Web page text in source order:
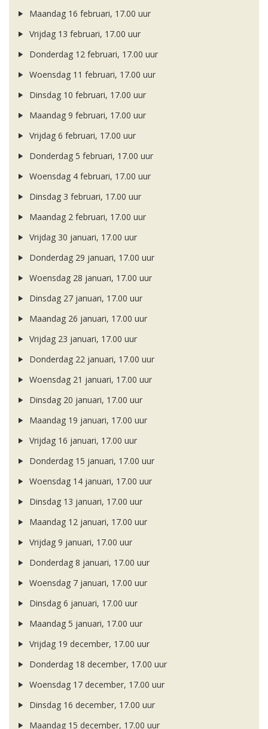
Maandag 16 februari, 17.00 uur
Vrijdag 13 februari, 17.00 uur
Donderdag 12 februari, 17.00 uur
Woensdag 11 februari, 17.00 uur
Dinsdag 10 februari, 17.00 uur
Maandag 9 februari, 17.00 uur
Vrijdag 6 februari, 17.00 uur
Donderdag 5 februari, 17.00 uur
Woensdag 4 februari, 17.00 uur
Dinsdag 3 februari, 17.00 uur
Maandag 2 februari, 17.00 uur
Vrijdag 30 januari, 17.00 uur
Donderdag 29 januari, 17.00 uur
Woensdag 28 januari, 17.00 uur
Dinsdag 27 januari, 17.00 uur
Maandag 26 januari, 17.00 uur
Vrijdag 23 januari, 17.00 uur
Donderdag 22 januari, 17.00 uur
Woensdag 21 januari, 17.00 uur
Dinsdag 20 januari, 17.00 uur
Maandag 19 januari, 17.00 uur
Vrijdag 16 januari, 17.00 uur
Donderdag 15 januari, 17.00 uur
Woensdag 14 januari, 17.00 uur
Dinsdag 13 januari, 17.00 uur
Maandag 12 januari, 17.00 uur
Vrijdag 9 januari, 17.00 uur
Donderdag 8 januari, 17.00 uur
Woensdag 7 januari, 17.00 uur
Dinsdag 6 januari, 17.00 uur
Maandag 5 januari, 17.00 uur
Vrijdag 19 december, 17.00 uur
Donderdag 18 december, 17.00 uur
Woensdag 17 december, 17.00 uur
Dinsdag 16 december, 17.00 uur
Maandag 15 december, 17.00 uur